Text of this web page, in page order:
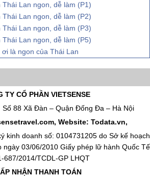
Lan ngon, dễ làm (P1)
Lan ngon, dễ làm (P2)
Lan ngon, dễ làm (P3)
Lan ngon, dễ làm (P5)
là ngon của Thái Lan
TY CỔ PHẦN VIETSENSE
Số 88 Xã Đàn – Quận Đống Đa – Hà Nội
Website: Todata.vn,
kinh doanh số: 0104731205 do Sở kế hoạch
ngày 03/06/2010 Giấy phép lữ hành Quốc Tế
687/2014/TCDL-GP LHQT
NHẬN THANH TOÁN